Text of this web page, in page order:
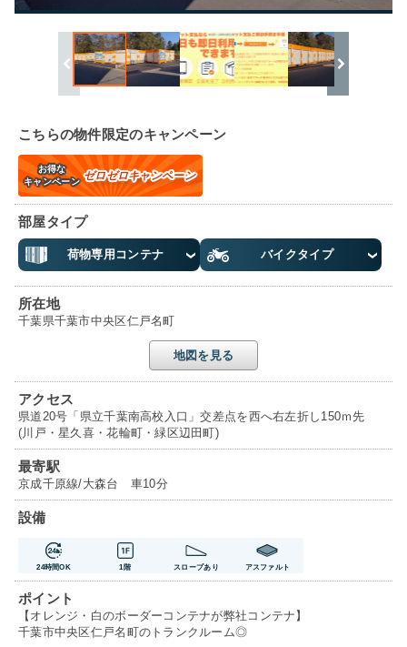
こちらの物件限定のキャンペーン
お得な
キャンペーン ゼロゼロキャンペーン
部屋タイプ
荷物専用コンテナ バイクタイプ
所在地
千葉県千葉市中央区仁戸名町
地図を見る
アクセス
県道20号「県立千葉南高校入口」交差点を西へ右左折し150ｍ先
(川戸・星久喜・花輪町・緑区辺田町)
最寄駅
京成千原線/大森台 車10分
設備
24時間OK 1階 スロープあり アスファルト
ポイント
【オレンジ・白のボーダーコンテナが弊社コンテナ】
千葉市中央区仁戸名町のトランクルーム◎